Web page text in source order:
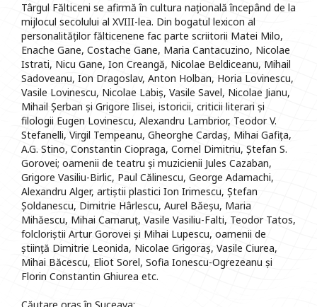
Târgul Fălticeni se afirmă în cultura națională începând de la
mijlocul secolului al XVIII-lea. Din bogatul lexicon al
personalităților fălticenene fac parte scriitorii Matei Milo,
Enache Gane, Costache Gane, Maria Cantacuzino, Nicolae
Istrati, Nicu Gane, Ion Creangă, Nicolae Beldiceanu, Mihail
Sadoveanu, Ion Dragoslav, Anton Holban, Horia Lovinescu,
Vasile Lovinescu, Nicolae Labiș, Vasile Savel, Nicolae Jianu,
Mihail Șerban și Grigore Ilisei, istoricii, criticii literari și
filologii Eugen Lovinescu, Alexandru Lambrior, Teodor V.
Stefanelli, Virgil Tempeanu, Gheorghe Cardaș, Mihai Gafița,
A.G. Stino, Constantin Ciopraga, Cornel Dimitriu, Ștefan S.
Gorovei; oamenii de teatru și muzicienii Jules Cazaban,
Grigore Vasiliu-Birlic, Paul Călinescu, George Adamachi,
Alexandru Alger, artiștii plastici Ion Irimescu, Ștefan
Șoldanescu, Dimitrie Hârlescu, Aurel Băeșu, Maria
Mihăescu, Mihai Camaruț, Vasile Vasiliu-Falti, Teodor Tatos,
folcloriștii Artur Gorovei și Mihai Lupescu, oamenii de
știință Dimitrie Leonida, Nicolae Grigoraș, Vasile Ciurea,
Mihai Băcescu, Eliot Sorel, Sofia Ionescu-Ogrezeanu și
Florin Constantin Ghiurea etc.